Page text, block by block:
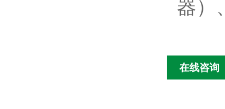
器）
在线咨询